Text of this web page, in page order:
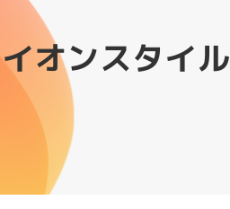
イオンスタイ